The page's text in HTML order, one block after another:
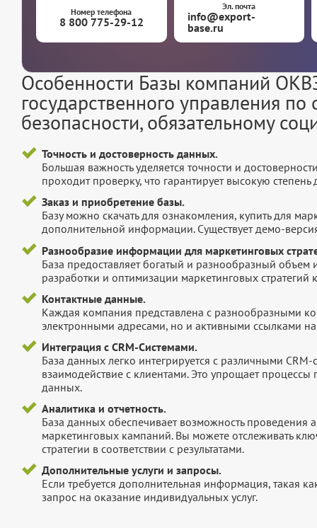
Номер телефона
8 800 775-29-12
Эл. почта
info@export-
base.ru
Особенности Базы компаний
государственного управления
безопасности, обязательному
Точность и достоверность данных.
Большая важность уделяется точности и
проходит проверку, что гарантирует высокую
Заказ и приобретение базы.
Базу можно скачать для ознакомления, купить для
дополнительной информации. Существует демо-
Разнообразие информации для маркетинговых
База предоставляет богатый и разнообразный
разработки и оптимизации маркетинговых стратегий
Контактные данные.
Каждая компания представлена с разнообразными
электронными адресами, но и активными ссылками
Интеграция с CRM-Системами.
База данных легко интегрируется с различными
взаимодействие с клиентами. Это упрощает
данных.
Аналитика и отчетность.
База данных обеспечивает возможность проведения
маркетинговых кампаний. Вы можете отслеживать
стратегии в соответствии с результатами.
Дополнительные услуги и запросы.
Если требуется дополнительная информация, такая
запрос на оказание индивидуальных услуг.